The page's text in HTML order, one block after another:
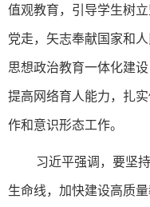
值观教育，引导学生树
党走，矢志奉献国家和
思想政治教育一体化建
提高网络育人能力，扎
作和意识形态工作。
习近平强调，要坚
生命线，加快建设高质